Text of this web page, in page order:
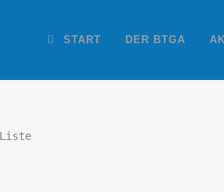
START DER BTGA
Liste